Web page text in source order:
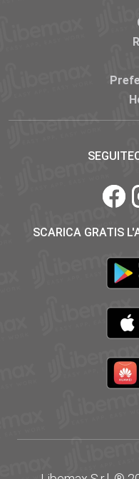
SCARICA GRATIS